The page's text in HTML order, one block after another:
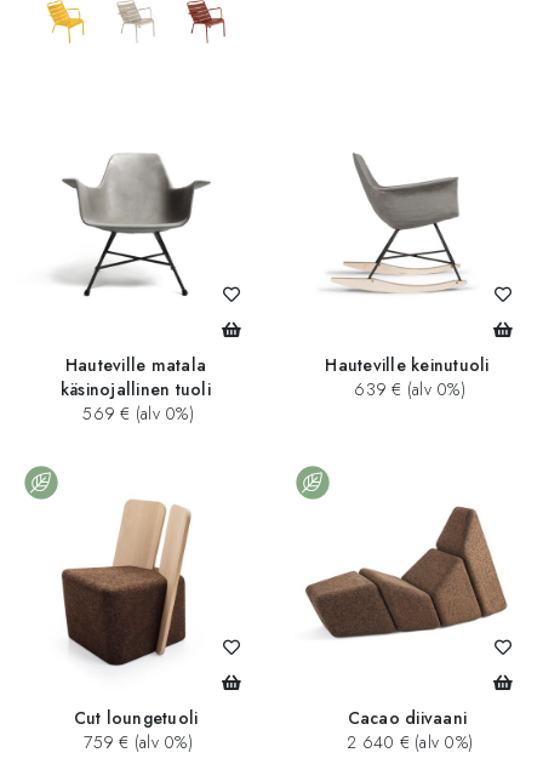
Hauteville matala
käsinojallinen tuoli
569 € (alv 0%)
Hauteville keinutuoli
639 € (alv 0%)
Cut loungetuoli
759 € (alv 0%)
Cacao diivaani
2 640 € (alv 0%)